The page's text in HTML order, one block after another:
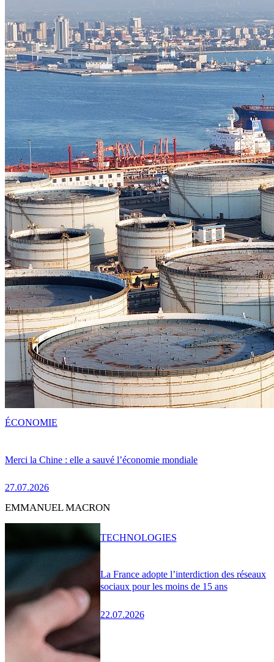
Merci la Chine : elle a sauvé l’économie mondiale
27.07.2026
ÉCONOMIE
EMMANUEL MACRON
La France adopte l’interdiction des réseaux
sociaux pour les moins de 15 ans
22.07.2026
TECHNOLOGIES